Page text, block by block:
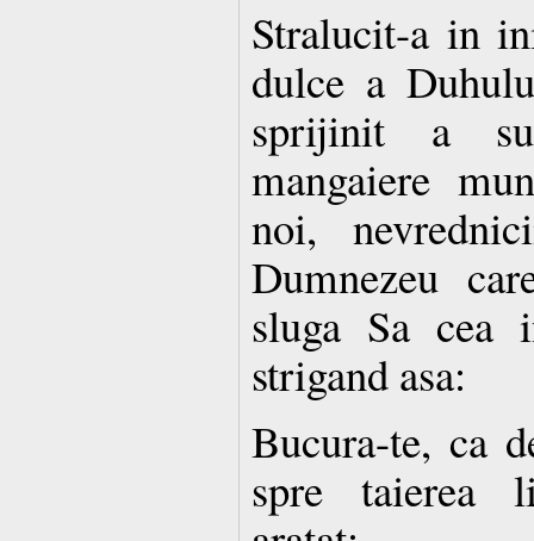
Stralucit-a in
dulce a
sprijinit a
mangaiere
noi,
Dumnezeu
sluga Sa cea
strigand asa:
Bucura-te, ca
spre taierea